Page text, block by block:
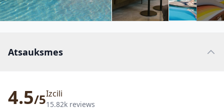
Atsauksmes
4.5/5Izcili
15.82k reviews